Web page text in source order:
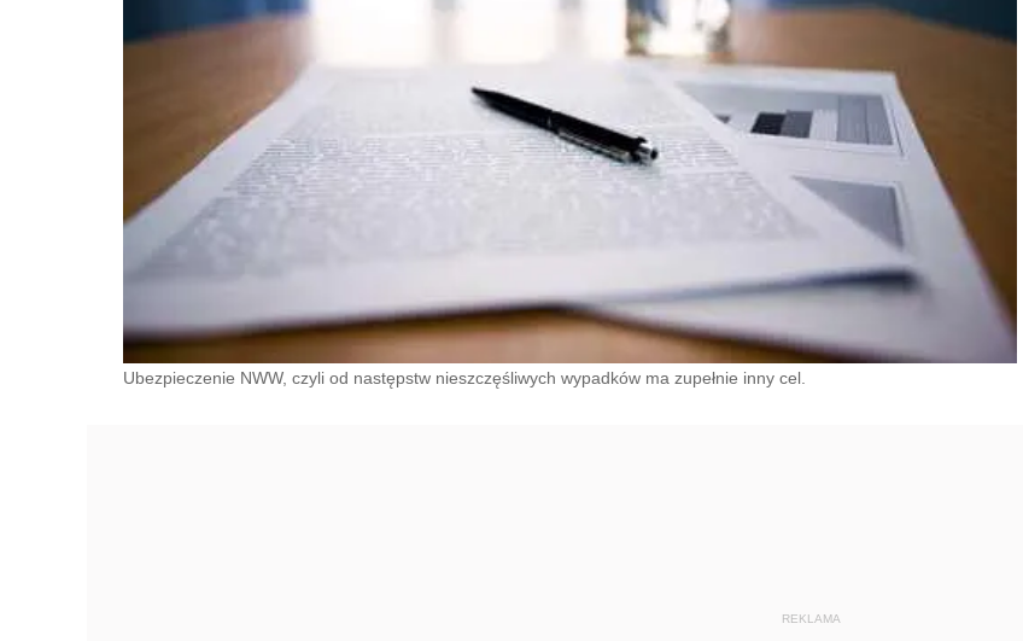
Ubezpieczenie NWW, czyli od następstw nieszczęśliwych wypadków ma zupełnie inny cel.